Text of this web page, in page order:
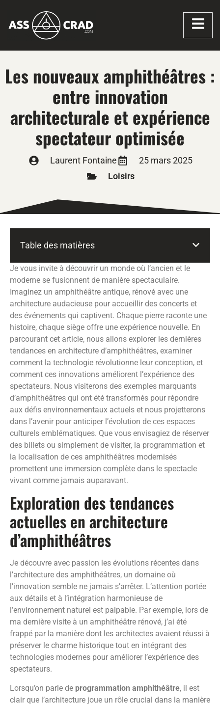
Les nouveaux amphithéâtres :
entre innovation
architecturale et expérience
spectateur optimisée
Laurent Fontaine
25 mars 2025
Loisirs
Table des matières
Je vous invite à découvrir un monde où l’ancien et le
moderne se fusionnent de manière spectaculaire.
Imaginez un amphithéâtre antique, rénové avec une
architecture audacieuse pour accueillir des concerts et
des événements qui captivent. Chaque pierre raconte une
histoire, chaque siège offre une expérience nouvelle. En
parcourant cet article, nous allons explorer les dernières
tendances en architecture d’amphithéâtres, examiner
comment la technologie révolutionne leur conception, et
comment ces innovations améliorent l’expérience des
spectateurs. Nous visiterons des exemples marquants
d’amphithéâtres qui ont été transformés pour répondre
aux défis environnementaux actuels et nous projetterons
dans l’avenir pour anticiper l’évolution de ces espaces
culturels emblématiques. Que vous envisagiez de réserver
des billets ou simplement de visiter, la programmation et
la localisation de ces amphithéâtres modernisés
promettent une immersion complète dans le spectacle
vivant comme jamais auparavant.
Exploration des tendances
actuelles en architecture
d’amphithéâtres
Je découvre avec passion les évolutions récentes dans
l’architecture des amphithéâtres, un domaine où
l’innovation semble ne jamais s’arrêter. L’attention portée
aux détails et à l’intégration harmonieuse de
l’environnement naturel est palpable. Par exemple, lors de
ma dernière visite à un amphithéâtre rénové, j’ai été
frappé par la manière dont les architectes avaient réussi à
préserver le charme historique tout en intégrant des
technologies modernes pour améliorer l’expérience des
spectateurs.
Lorsqu’on parle de programmation amphithéâtre, il est
clair que l’architecture joue un rôle crucial dans la manière